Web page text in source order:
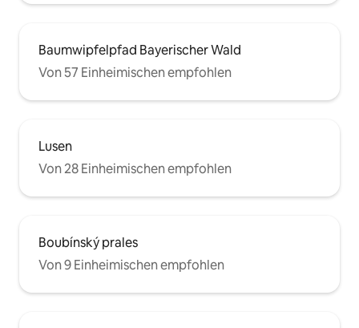
Baumwipfelpfad Bayerischer Wald
Von 57 Einheimischen empfohlen
Lusen
Von 28 Einheimischen empfohlen
Boubínský prales
Von 9 Einheimischen empfohlen